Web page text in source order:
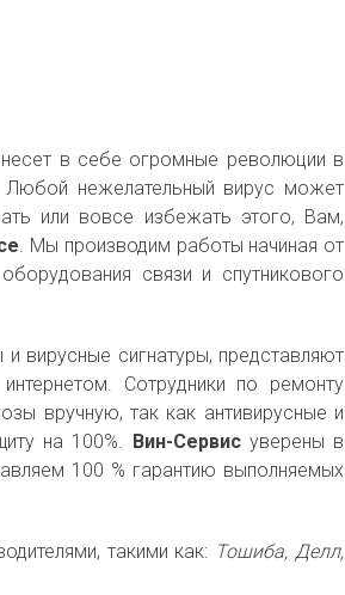
в себе огромные революции в
Любой нежелательный вирус может
или вовсе избежать этого, Вам,
. Мы производим работы начиная от
связи и спутникового
вирусные сигнатуры, представляют
Сотрудники по ремонту
вручную, так как антивирусные и
на 100%. Вин-Сервисуверены в
100 % гарантию выполняемых
такими как: Тошиба, Делл,